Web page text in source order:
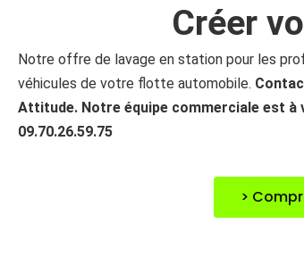
Créer
Notre offre de lavage en station pour les
véhicules de votre flotte automobile.
Attitude. Notre équipe commerciale est
09.70.26.59.75
>